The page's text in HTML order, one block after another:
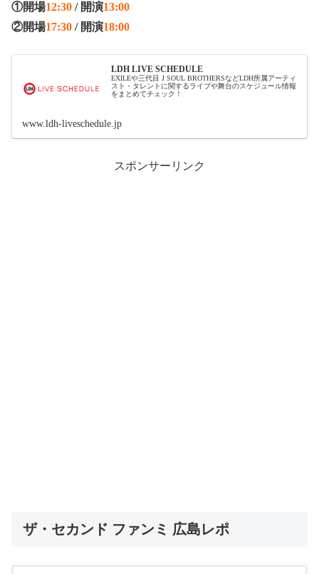
①開場12:30 / 開演13:00
②開場17:30 / 開演18:00
LDH LIVE SCHEDULE
EXILEや三代目 J SOUL BROTHERSなどLDH所属アーティ
スト・タレントに関するライブや舞台のスケジュール情報
をまとめてチェック！
www.ldh-liveschedule.jp
スポンサーリンク
ザ・セカンド ファンミ 広島レポ